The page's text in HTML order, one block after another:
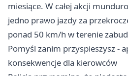
miesiące. W całej akcji
jedno prawo jazdy za
ponad 50 km/h w terenie
Pomyśl zanim przyspieszysz -
konsekwencje dla kierowców